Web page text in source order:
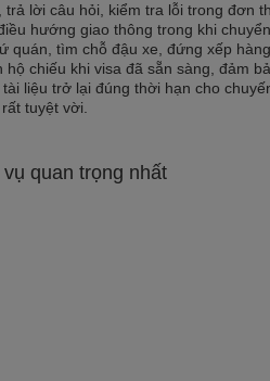
lời câu hỏi, kiểm tra lỗi trong đơn
điều hướng giao thông trong khi
quán, tìm chỗ đậu xe, đứng xếp
hộ chiếu khi visa đã sẵn sàng, đảm
liệu trở lại đúng thời hạn cho
tuyệt vời.
quan trọng nhất